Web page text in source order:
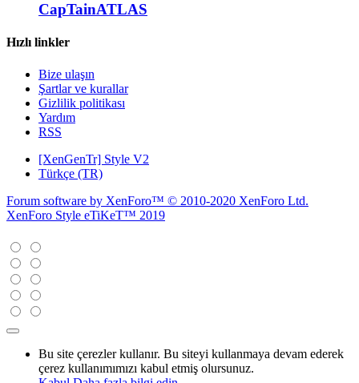
CapTainATLAS
Hızlı linkler
Bize ulaşın
Şartlar ve kurallar
Gizlilik politikası
Yardım
RSS
[XenGenTr] Style V2
Türkçe (TR)
Forum software by XenForo™ © 2010-2020 XenForo Ltd.
XenForo Style eTiKeT™ 2019
Bu site çerezler kullanır. Bu siteyi kullanmaya devam ederek
çerez kullanımımızı kabul etmiş olursunuz.